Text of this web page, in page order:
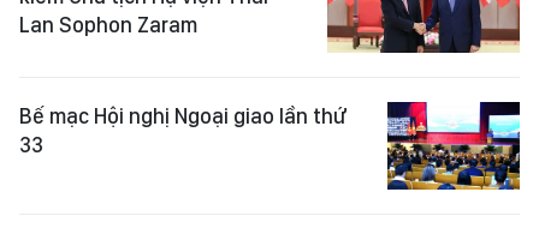
Lan Sophon Zaram
Bế mạc Hội nghị Ngoại giao lần thứ
33